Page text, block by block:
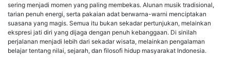
sering menjadi momen yang paling membekas. Alunan musik tradisional,
tarian penuh energi, serta pakaian adat berwarna-warni menciptakan
suasana yang magis. Semua itu bukan sekadar pertunjukan, melainkan
ekspresi jati diri yang dijaga dengan penuh kebanggaan. Di sinilah
perjalanan menjadi lebih dari sekadar wisata, melainkan pengalaman
belajar tentang nilai, sejarah, dan filosofi hidup masyarakat Indonesia.